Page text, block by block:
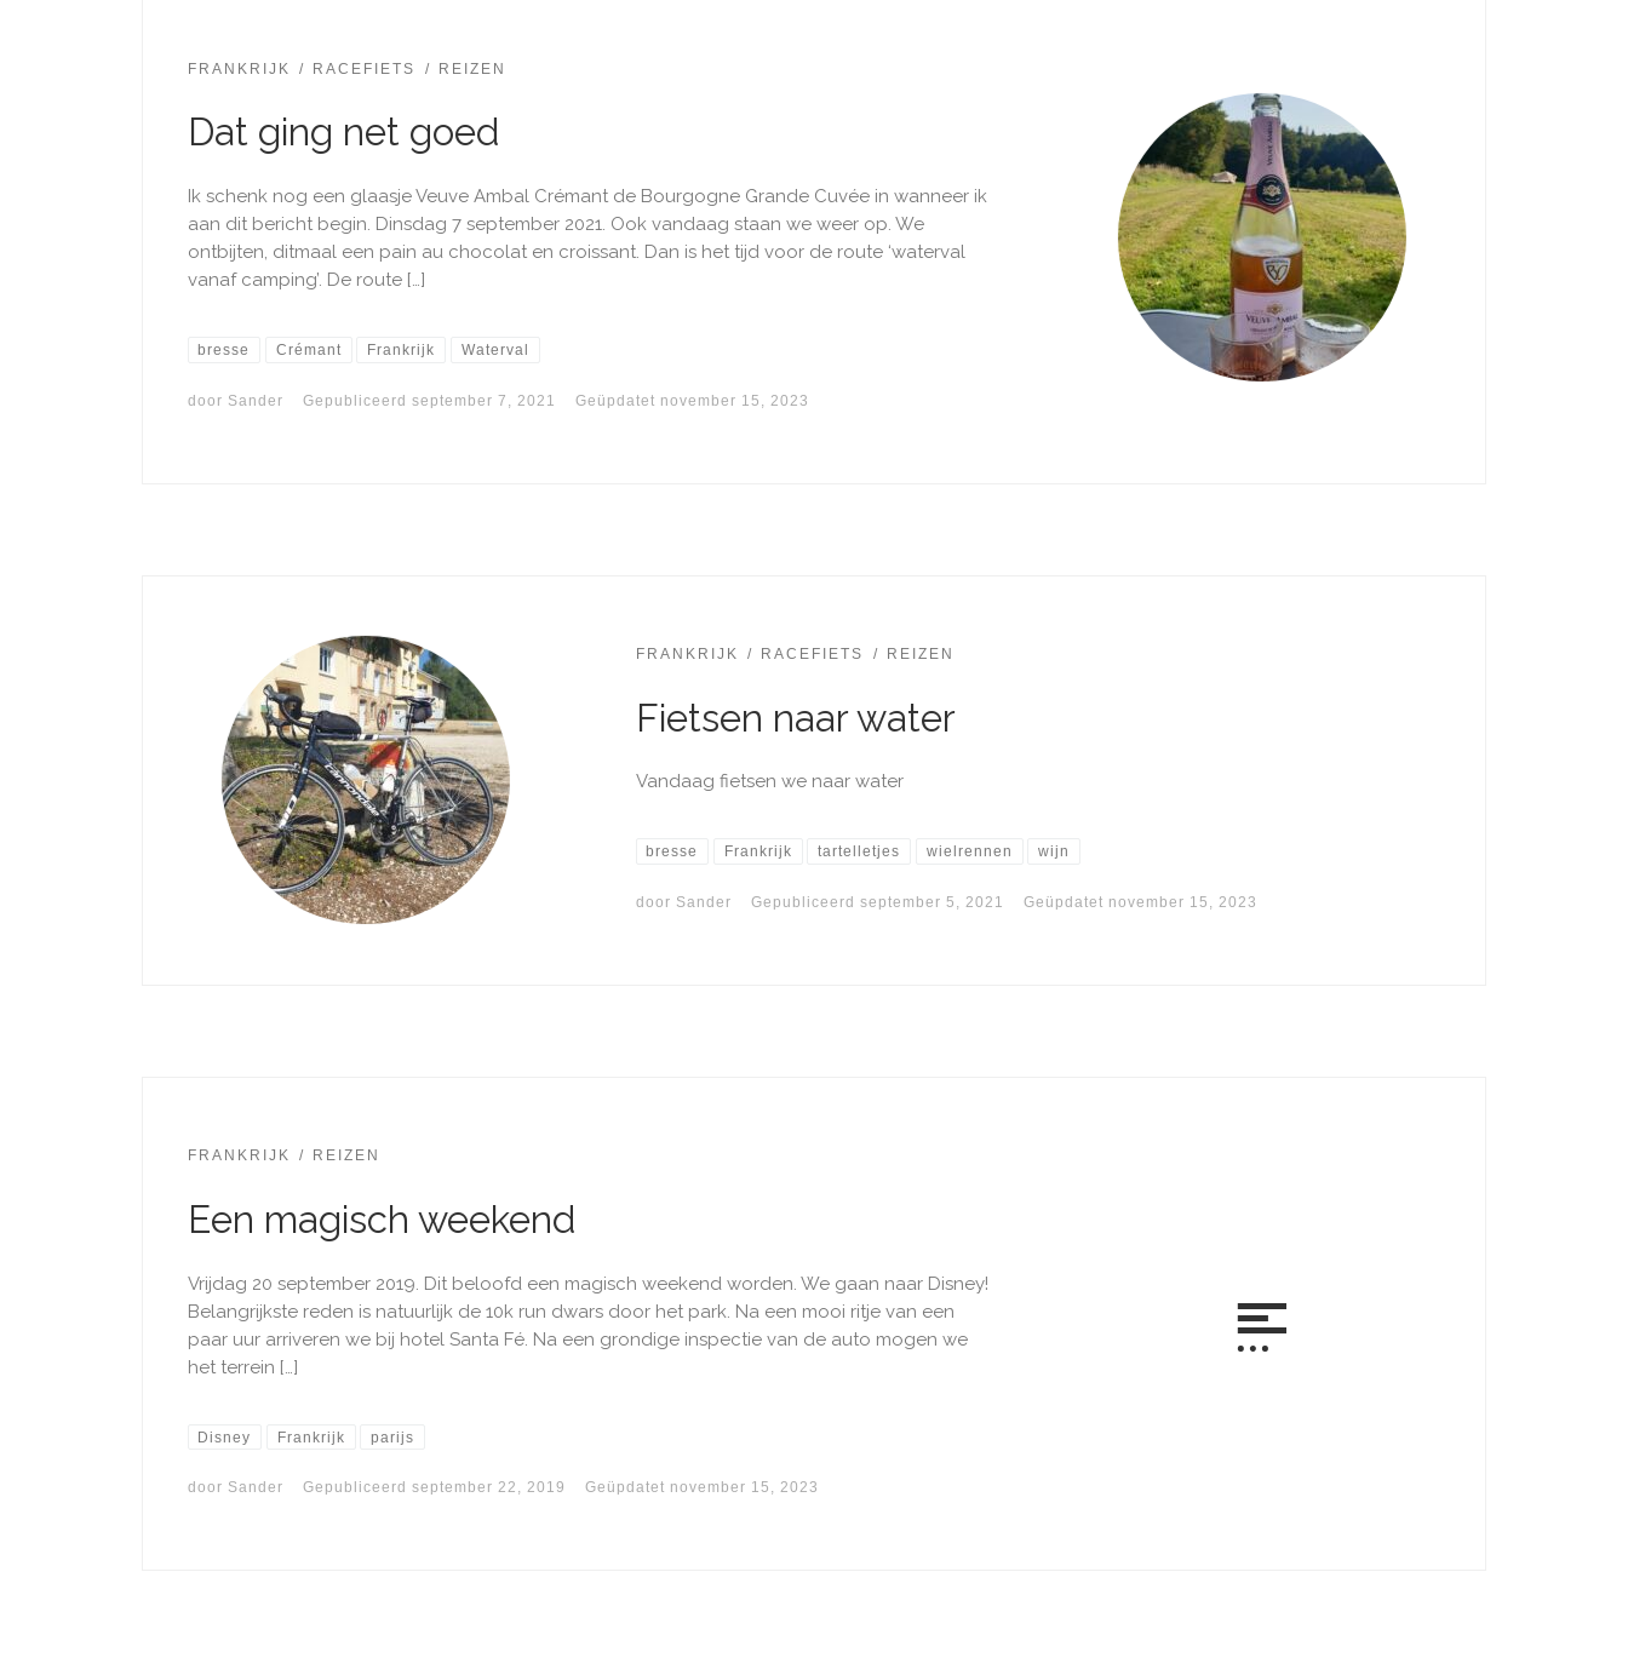
FRANKRIJK RACEFIETS REIZEN
Dat ging net goed
Ik schenk nog een glaasje Veuve Ambal Crémant de Bourgogne Grande Cuvée in wanneer ik
aan dit bericht begin. Dinsdag 7 september 2021. Ook vandaag staan we weer op. We
ontbijten, ditmaal een pain au chocolat en croissant. Dan is het tijd voor de route ‘waterval
vanaf camping’. De route […]
bresse Crémant Frankrijk Waterval
door Sander Gepubliceerd september 7, 2021 Geüpdatet november 15, 2023
FRANKRIJK RACEFIETS REIZEN
Fietsen naar water
Vandaag fietsen we naar water
bresse Frankrijk tartelletjes wielrennen wijn
door Sander Gepubliceerd september 5, 2021 Geüpdatet november 15, 2023
FRANKRIJK REIZEN
Een magisch weekend
Vrijdag 20 september 2019. Dit beloofd een magisch weekend worden. We gaan naar Disney!
Belangrijkste reden is natuurlijk de 10k run dwars door het park. Na een mooi ritje van een
paar uur arriveren we bij hotel Santa Fé. Na een grondige inspectie van de auto mogen we
het terrein […]
Disney Frankrijk parijs
door Sander Gepubliceerd september 22, 2019 Geüpdatet november 15, 2023